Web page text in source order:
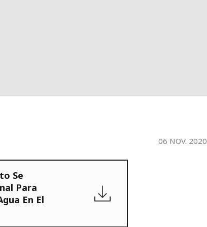
06 NOV. 2020
Se
Para
En El